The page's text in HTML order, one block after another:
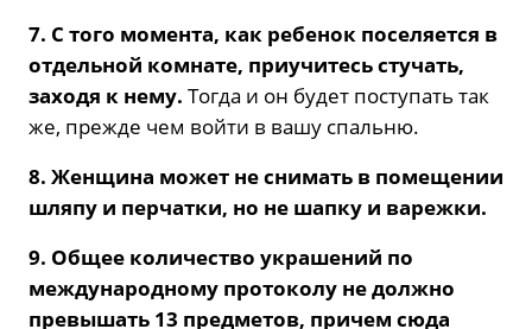
7. С того момента, как ребенок поселяется в
отдельной комнате, приучитесь стучать,
заходя к нему. Тогда и он будет поступать так
же, прежде чем войти в вашу спальню.
8. Женщина может не снимать в помещении
шляпу и перчатки, но не шапку и варежки.
9. Общее количество украшений по
международному протоколу не должно
превышать 13 предметов, причем сюда